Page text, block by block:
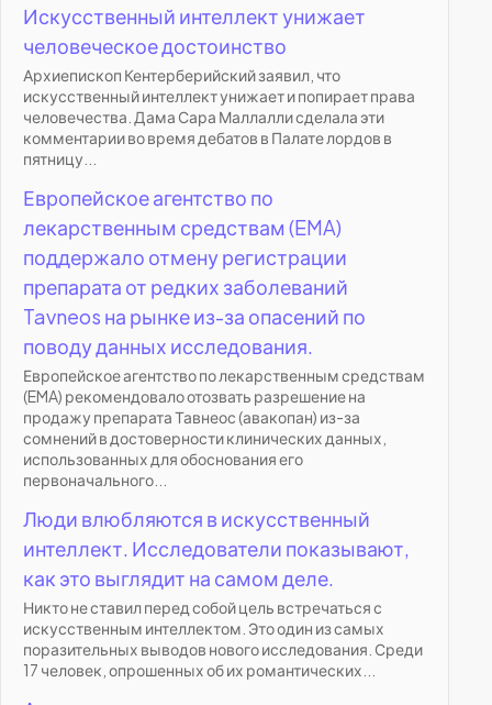
Искусственный интеллект унижает
человеческое достоинство
Архиепископ Кентерберийский заявил, что
искусственный интеллект унижает и попирает права
человечества. Дама Сара Маллалли сделала эти
комментарии во время дебатов в Палате лордов в
пятницу...
Европейское агентство по
лекарственным средствам (EMA)
поддержало отмену регистрации
препарата от редких заболеваний
Tavneos на рынке из-за опасений по
поводу данных исследования.
Европейское агентство по лекарственным средствам
(EMA) рекомендовало отозвать разрешение на
продажу препарата Тавнеос (авакопан) из-за
сомнений в достоверности клинических данных,
использованных для обоснования его
первоначального...
Люди влюбляются в искусственный
интеллект. Исследователи показывают,
как это выглядит на самом деле.
Никто не ставил перед собой цель встречаться с
искусственным интеллектом. Это один из самых
поразительных выводов нового исследования. Среди
17 человек, опрошенных об их романтических...